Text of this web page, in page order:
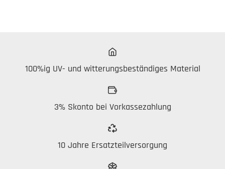
100%ig UV- und witterungsbeständiges Material
3% Skonto bei Vorkassezahlung
10 Jahre Ersatzteilversorgung